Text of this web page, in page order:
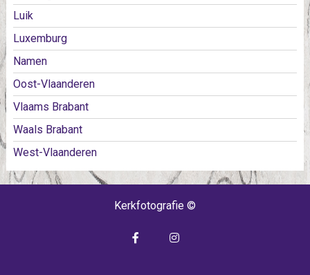
Luik
Luxemburg
Namen
Oost-Vlaanderen
Vlaams Brabant
Waals Brabant
West-Vlaanderen
Kerkfotografie ©